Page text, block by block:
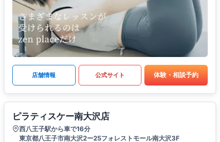
店舗情報 公式サイト 体験・相談予約
ピラティスケー南大沢店
西八王子駅から車で16分
東京都八王子市南大沢2ー25フォレストモール南大沢3F